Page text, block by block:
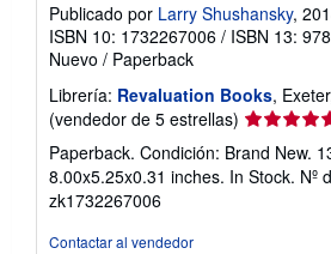
Publicado por Larry Shushansky,
ISBN 10: 1732267006 / ISBN 13:
Nuevo / Paperback
Librería: Revaluation Books,
(vendedor de 5 estrellas) Calificación
vendedor:
5
Paperback. Condición: Brand New.
8.00x5.25x0.31 inches. In Stock. Nº
zk1732267006
Contactar al vendedor